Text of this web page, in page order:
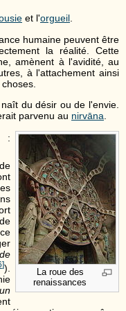
et l'orgueil
humaine peuvent être
la réalité. Cette
amènent à l'avidité, au
à l'attachement ainsi
du désir ou de l'envie.
parvenu au nirvāna
La roue des
renaissances
:
]).